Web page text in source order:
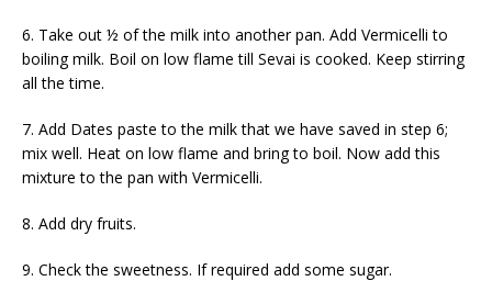
6. Take out ½ of the milk into another pan. Add Vermicelli to
boiling milk. Boil on low flame till Sevai is cooked. Keep stirring
all the time.
7. Add Dates paste to the milk that we have saved in step 6;
mix well. Heat on low flame and bring to boil. Now add this
mixture to the pan with Vermicelli.
8. Add dry fruits.
9. Check the sweetness. If required add some sugar.